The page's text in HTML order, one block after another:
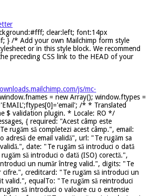
clear:left; font:14px
} /* Add your own Mailchimp form style
or in this style block. We recommend
preceding CSS link to the HEAD of your
js/mc-
= new Array(); window.ftypes =
/* * Translated
$ validation plugin. * Locale: RO */
{ required: "Acest câmp este
rugăm să completezi acest câmp.", email:
adresă de email validă", url: "Te rugăm sa
date: "Te rugăm să introduci o dată
să introduci o dată (ISO) corectă.",
un număr întreg valid.", digits: "Te
cifre.", creditcard: "Te rugăm să introduci un
valid.", equalTo: "Te rugăm să reintroduci
să introduci o valoare cu o extensie